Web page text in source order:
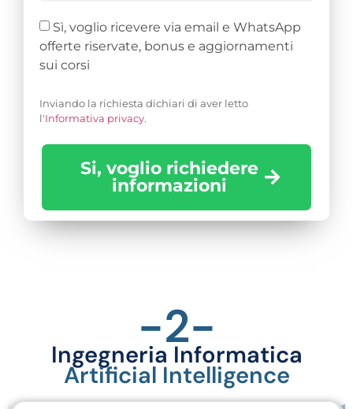
Sì, voglio ricevere via email e WhatsApp
offerte riservate, bonus e aggiornamenti
sui corsi
Inviando la richiesta dichiari di aver letto
l'Informativa privacy.
Si, voglio richiedere
informazioni
-2-
Ingegneria Informatica
Artificial Intelligence